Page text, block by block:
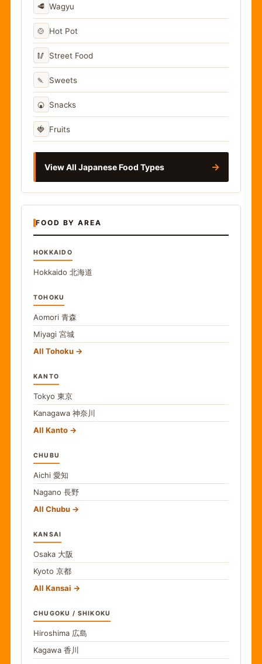
🥩 Wagyu
🍲 Hot Pot
🥢 Street Food
🍡 Sweets
🍘 Snacks
🍓 Fruits
View All Japanese Food Types →
FOOD BY AREA
HOKKAIDO
Hokkaido 北海道
TOHOKU
Aomori 青森
Miyagi 宮城
All Tohoku
KANTO
Tokyo 東京
Kanagawa 神奈川
All Kanto
CHUBU
Aichi 愛知
Nagano 長野
All Chubu
KANSAI
Osaka 大阪
Kyoto 京都
All Kansai
CHUGOKU / SHIKOKU
Hiroshima 広島
Kagawa 香川